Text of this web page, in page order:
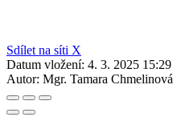
Sdílet na síti X
Datum vložení: 4. 3. 2025 15:29
Autor: Mgr. Tamara Chmelinová